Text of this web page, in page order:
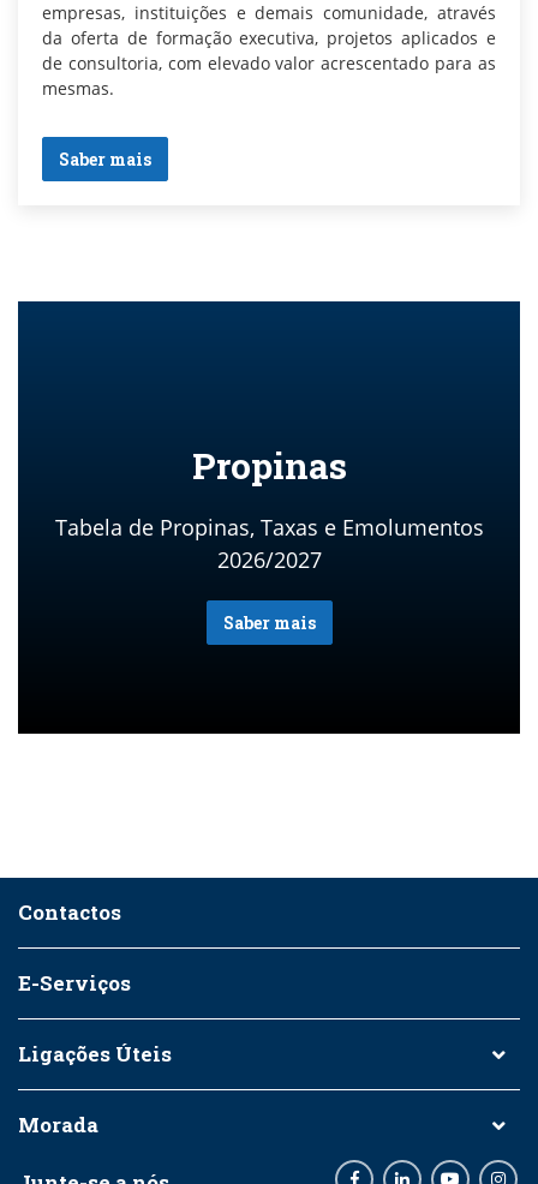
empresas, instituições e demais comunidade, através
da oferta de formação executiva, projetos aplicados e
de consultoria, com elevado valor acrescentado para as
mesmas.
Saber mais
Propinas
Tabela de Propinas, Taxas e Emolumentos
2026/2027
Saber mais
Contactos
E-Serviços
Ligações Úteis
Morada
FacebookLinkedInYoutube